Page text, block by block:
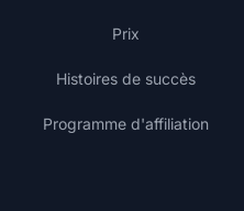
Prix
Histoires de succès
Programme d'affiliation